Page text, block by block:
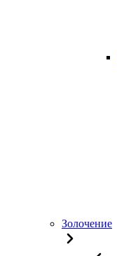
Золочение